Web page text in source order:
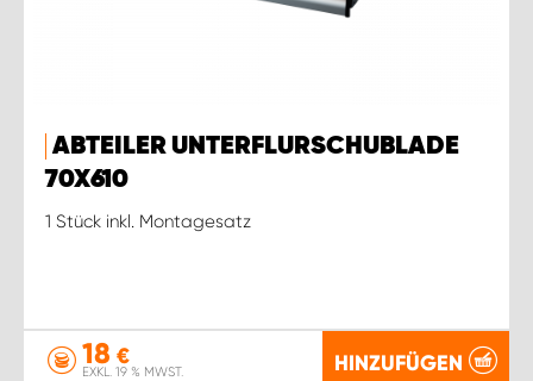
ABTEILER UNTERFLURSCHUBLADE
70X610
1 Stück inkl. Montagesatz
18 €
EXKL. 19 % MWST. HINZUFÜGEN